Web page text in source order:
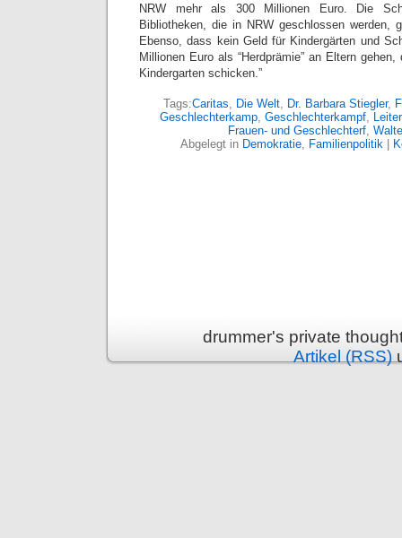
NRW mehr als 300 Millionen Euro. Die
Bibliotheken, die in NRW geschlossen werden,
Ebenso, dass kein Geld für Kindergärten und
Millionen Euro als “Herdprämie” an Eltern
Kindergarten schicken.”
Tags:Caritas, Die Welt, Dr. Barbara Stiegler,
Geschlechterkamp, Geschlechterkampf,
Frauen- und Geschlechterf,
Abgelegt in Demokratie, Familienpolitik|
drummer's private
Artikel (RSS)